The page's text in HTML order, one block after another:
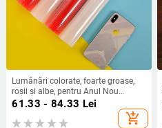
Lumânări colorate, foarte groase,
roșii și albe, pentru Anul Nou
Chinezesc și ofrande către Buddha,
lumânări fără fum, rezistente la
vânt, pentru situații de urgență în
61.33 - 84.33 Lei
add_shopping_cart